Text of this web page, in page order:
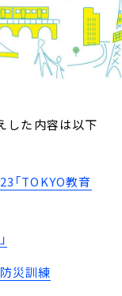
した内容は以下
「TOKYO教育
災訓練